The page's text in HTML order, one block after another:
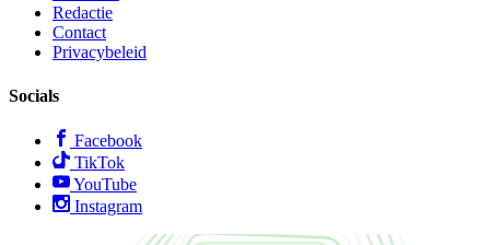
Redactie
Contact
Privacybeleid
Socials
Facebook
TikTok
YouTube
Instagram